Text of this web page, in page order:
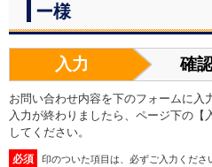
ー様
入力 確
お問い合わせ内容を下のフォームに入
入力が終わりましたら、ページ下の【
してください。
必須 印のついた項目は、必ずご入力くださ